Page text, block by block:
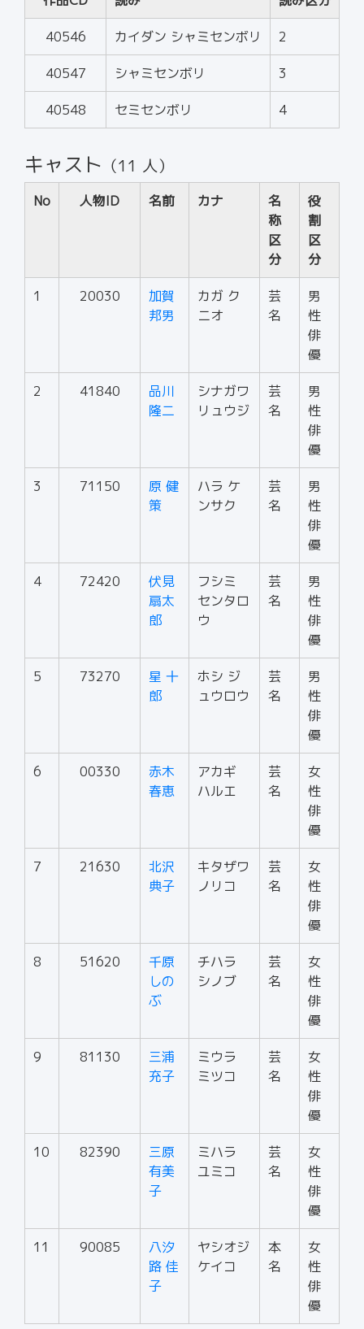
40546 カイダン シャミセンボリ 2
40547 シャミセンボリ 3
40548 セミセンボリ 4
キャスト （11 人）
No 人物ID 名前 カナ
名
称
区
分
役
割
区
分
1 20030
加賀
邦男
カガ ク
ニオ
芸
名
男
性
俳
優
2 41840
品川
隆二
シナガワ
リュウジ
芸
名
男
性
俳
優
3 71150
原 健
策
ハラ ケ
ンサク
芸
名
男
性
俳
優
4 72420
伏見
扇太
郎
フシミ
センタロ
ウ
芸
名
男
性
俳
優
5 73270
星 十
郎
ホシ ジ
ュウロウ
芸
名
男
性
俳
優
6 00330
赤木
春恵
アカギ
ハルエ
芸
名
女
性
俳
優
7 21630
北沢
典子
キタザワ
ノリコ
芸
名
女
性
俳
優
8 51620
千原
しの
ぶ
チハラ
シノブ
芸
名
女
性
俳
優
9 81130
三浦
充子
ミウラ
ミツコ
芸
名
女
性
俳
優
10 82390
三原
有美
子
ミハラ
ユミコ
芸
名
女
性
俳
優
11 90085
八汐
路 佳
子
ヤシオジ
ケイコ
本
名
女
性
俳
優